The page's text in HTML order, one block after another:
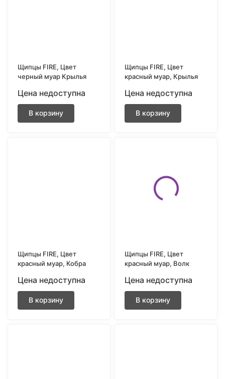
Щипцы FIRE, Цвет
черный муар Крылья
Цена недоступна
В корзину
Щипцы FIRE, Цвет
красный муар, Крылья
Цена недоступна
В корзину
Щипцы FIRE, Цвет
красный муар, Кобра
Цена недоступна
В корзину
Щипцы FIRE, Цвет
красный муар, Волк
Цена недоступна
В корзину